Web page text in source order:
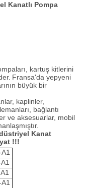
Kanatlı Pompa
kartuş kitlerini
Fransa'da yepyeni
büyük bir
kaplinler,
bağlantı
ve aksesuarlar, mobil
Kanat
!!!